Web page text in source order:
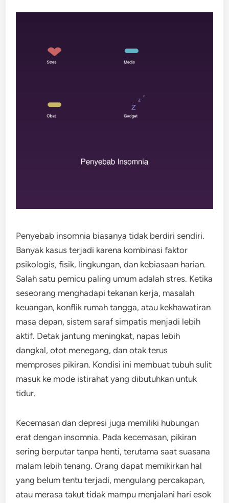
Penyebab insomnia biasanya tidak berdiri sendiri.
Banyak kasus terjadi karena kombinasi faktor
psikologis, fisik, lingkungan, dan kebiasaan harian.
Salah satu pemicu paling umum adalah stres. Ketika
seseorang menghadapi tekanan kerja, masalah
keuangan, konflik rumah tangga, atau kekhawatiran
masa depan, sistem saraf simpatis menjadi lebih
aktif. Detak jantung meningkat, napas lebih
dangkal, otot menegang, dan otak terus
memproses pikiran. Kondisi ini membuat tubuh sulit
masuk ke mode istirahat yang dibutuhkan untuk
tidur.
Kecemasan dan depresi juga memiliki hubungan
erat dengan insomnia. Pada kecemasan, pikiran
sering berputar tanpa henti, terutama saat suasana
malam lebih tenang. Orang dapat memikirkan hal
yang belum tentu terjadi, mengulang percakapan,
atau merasa takut tidak mampu menjalani hari esok